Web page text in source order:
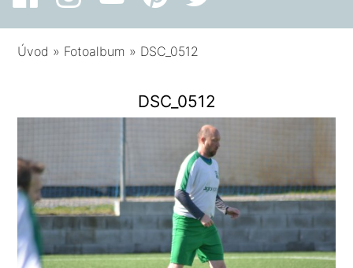
Úvod » Fotoalbum » DSC_0512
DSC_0512